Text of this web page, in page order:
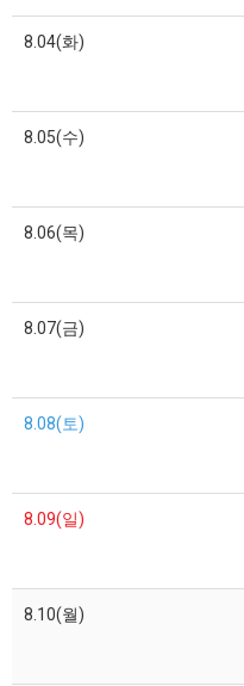
8.04(화)
8.05(수)
8.06(목)
8.07(금)
8.08(토)
8.09(일)
8.10(월)